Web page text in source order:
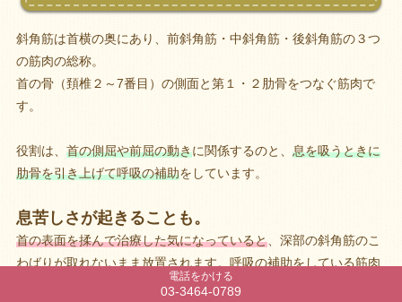
斜角筋は首横の奥にあり、前斜角筋・中斜角筋・後斜角筋の３つ
の筋肉の総称。
首の骨（頚椎２～7番目）の側面と第１・２肋骨をつなぐ筋肉で
す。
役割は、 首の側屈や前屈の動きに関係するのと、 息を吸うときに
肋骨を引き上げて呼吸の補助をしています。
息苦しさが起きることも。
首の表面を揉んで治療した気になっていると、深部の斜角筋のこ
わばりが取れないまま放置されます。呼吸の補助をしている筋肉
「胸苦しさ」を感じるので 「心臓が悪
電話をかける
03-3464-0789